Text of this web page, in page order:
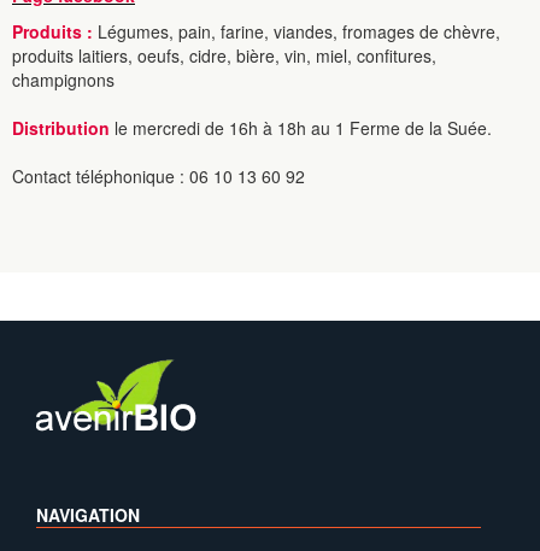
Produits : Légumes, pain, farine, viandes, fromages de chèvre,
produits laitiers, oeufs, cidre, bière, vin, miel, confitures,
champignons
Distribution le mercredi de 16h à 18h au 1 Ferme de la Suée.
Contact téléphonique : 06 10 13 60 92
NAVIGATION